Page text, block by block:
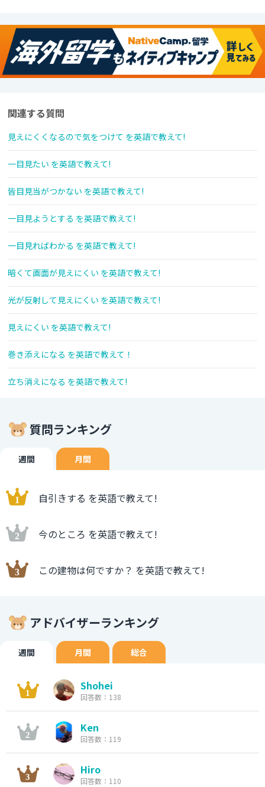
関連する質問
見えにくくなるので気をつけて を英語で教えて!
一目見たい を英語で教えて!
皆目見当がつかない を英語で教えて!
一目見ようとする を英語で教えて!
一目見ればわかる を英語で教えて!
暗くて画面が見えにくい を英語で教えて!
光が反射して見えにくい を英語で教えて!
見えにくい を英語で教えて!
巻き添えになる を英語で教えて！
立ち消えになる を英語で教えて!
質問ランキング
週間 月間
自引きする を英語で教えて!
今のところ を英語で教えて!
この建物は何ですか？ を英語で教えて!
アドバイザーランキング
週間 月間 総合
Shohei
回答数：138
Ken
回答数：119
Hiro
回答数：110